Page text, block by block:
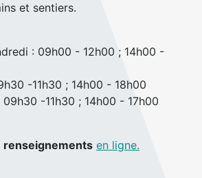
et sentiers.
: 09h00 - 12h00 ; 14h00 -
-11h30 ; 14h00 - 18h00
09h30 -11h30 ; 14h00 - 17h00
renseignements en ligne.